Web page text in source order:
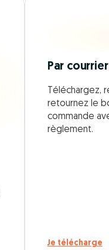
Par courrier
Téléchargez,
retournez le
commande
règlement.
Je télécharge